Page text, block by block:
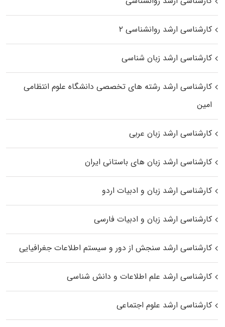
کارشناسی ارشد روانشناسی ۲
کارشناسی ارشد زبان شناسی
کارشناسی ارشد رﺷﺘﻪ ﻫﺎی تخصصی داﻧﺸﮕﺎه ﻋﻠﻮم انتظامی
اﻣﻴﻦ
کارشناسی ارشد زبان عربی
کارشناسی ارشد زبان‌ های باستانی ایران
کارشناسی ارشد زبان و ادبیات اردو
کارشناسی ارشد زبان و ادبیات فارسی
کارشناسی ارشد سنجش از دور و سیستم اطلاعات جغرافیایی
کارشناسی ارشد علم اطلاعات و دانش شناسی
کارشناسی ارشد علوم اجتماعی